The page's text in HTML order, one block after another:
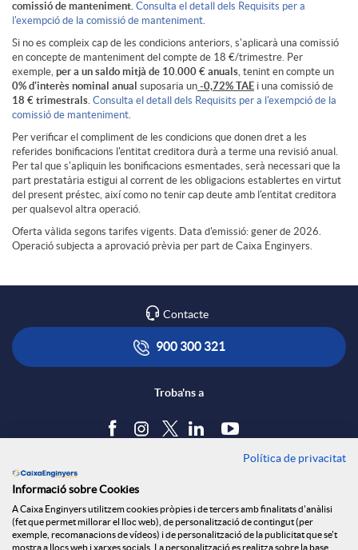
a
j
o
v
e
comissió de manteniment. Consulta el detall dels Requisits per a
l'exempció de la comissió de manteniment.
Si no es compleix cap de les condicions anteriors, s'aplicarà una comissió
en concepte de manteniment del compte de 18 €/trimestre. Per
exemple, per a un saldo mitjà de 10.000 € anuals, tenint en compte un
0% d'interès nominal anual suposaria un -0,72% TAE i una comissió de
18 € trimestrals. Consulta el detall dels Requisits per a l'exempció de la
comissió de manteniment.
Per verificar el compliment de les condicions que donen dret a les
referides bonificacions l'entitat creditora durà a terme una revisió anual.
Per tal que s'apliquin les bonificacions esmentades, serà necessari que la
part prestatària estigui al corrent de les obligacions establertes en virtut
del present préstec, així como no tenir cap deute amb l'entitat creditora
per qualsevol altra operació.
Oferta vàlida segons tarifes vigents. Data d'emissió: gener de 2026.
Operació subjecta a aprovació prèvia per part de Caixa Enginyers.
Contacte
900 300 321
Troba'ns a
Política de cookies
Avís legal
Política de privacitat
Informació sobre Cookies
A Caixa Enginyers utilitzem cookies pròpies i de tercers amb finalitats d'anàlisi
(fet que permet millorar el lloc web), de personalització de contingut (per
exemple, recomanacions de vídeos) i de personalització de la publicitat que se't
mostra a llocs web i xarxes socials. La personalització es realitza sobre la base